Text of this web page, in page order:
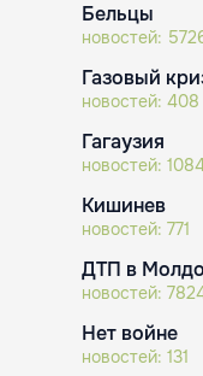
Бельцы
новостей:
Газовый
новостей: 408
Гагаузия
новостей:
Кишинев
новостей: 771
ДТП в
новостей:
Нет войне
новостей: 131